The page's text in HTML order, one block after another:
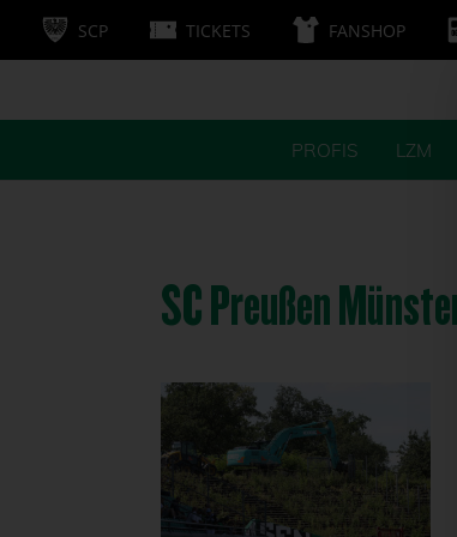
SCP TICKETS FANSHOP
PROFIS LZM
SC Preußen